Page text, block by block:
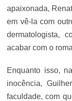
apaixonada,
em vê-la com
dermatologista,
acabar com o
Enquanto isso,
inocência,
faculdade, com